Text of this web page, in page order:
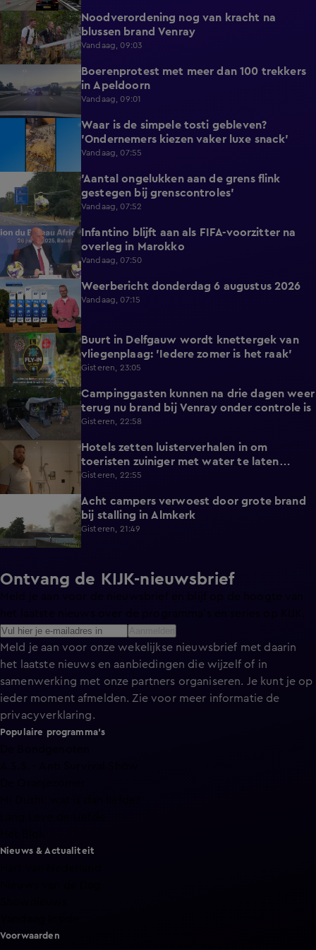
1:14
Noodverordening nog van kracht na
blussen brand Venray
Vandaag, 09:03
Boerenprotest met meer dan 100 trekkers
in Apeldoorn
Vandaag, 09:01
Waar is de simpele tosti gebleven?
'Ondernemers kiezen vaker luxe snack'
Vandaag, 07:55
'Aantal ongelukken aan de grens flink
gestegen bij grenscontroles'
Vandaag, 07:52
0:29
Infantino blijft aan als FIFA-voorzitter na
overleg in Marokko
Vandaag, 07:50
2:20 Weerbericht donderdag 6 augustus 2026
Vandaag, 07:15
2:07
Buurt in Delfgauw wordt knettergek van
vliegenplaag: 'Iedere zomer is het raak'
Gisteren, 23:05
2:25
Campinggasten kunnen na drie dagen weer
terug nu brand bij Venray onder controle is
Gisteren, 22:58
2:15
Hotels zetten luisterverhalen in om
toeristen zuiniger met water te laten
omgaan
Gisteren, 22:55
Acht campers verwoest door grote brand
bij stalling in Almkerk
Gisteren, 21:49
Ontvang de KIJK-nieuwsbrief
Meld je aan voor de nieuwsbrief en blijf op de hoogte van
Meld je aan voor onze wekelijkse nieuwsbrief met daarin
het laatste nieuws en aanbiedingen die wijzelf of in
samenwerking met onze partners organiseren. Je kunt je op
ieder moment afmelden. Zie voor meer informatie de
privacyverklaring.
Populaire programma's
Nieuws & Actualiteit
Voorwaarden